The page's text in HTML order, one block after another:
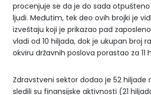
procenjuje se da je do sada
ljudi. Međutim, tek deo ovih brojki je
izveštaju koji je prikazao pad
vladi od 10 hiljada, dok je ukupan broj
okviru državnih poslova porastao za 11
Zdravstveni sektor dodao je 52 hiljade
sledili su finansijske aktivnosti (21